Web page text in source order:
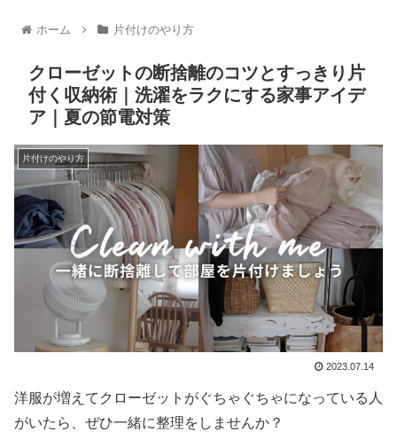
ホーム 片付けのやり方
クローゼットの断捨離のコツとすっきり片
付く収納術｜洗濯をラクにする家事アイデ
ア｜夏の節電対策
片付けのやり方
2023.07.14
洋服が増えてクローゼットがぐちゃぐちゃになっている人
がいたら、ぜひ一緒に整理をしませんか？